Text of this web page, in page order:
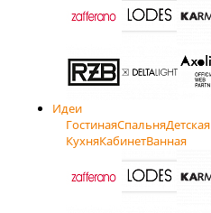
Идеи
ГостинаяСпальняДетская
КухняКабинетВанная